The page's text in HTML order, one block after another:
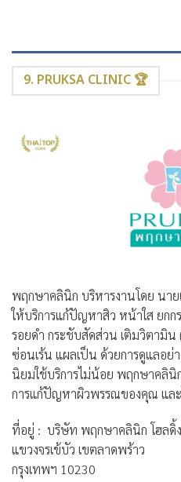
9. PRUKSA CLINIC 🏆
พฤกษาคลินิก บริหารงานโดย นา
ให้บริการแก้ปัญหาสิว หน้าใส ยกก
รอยดำ กระชับสัดส่วน เติมวิตามิ
ซ่อนเร้น แผลเป็น ด้วยการดูแลอ
นิยมใช้บริการไม่น้อย พฤกษาคลินิ
การแก้ปัญหาผิวพรรณของคุณ แล
ที่อยู่ : บริษัท พฤกษาคลินิก โฮลดิ้ง
แขวงจรเข้บัว เขตลาดพร้าว
กรุงเทพฯ 10230